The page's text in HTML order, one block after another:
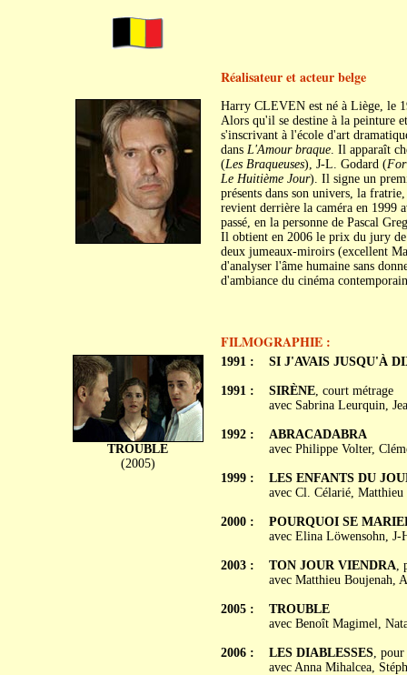
Réalisateur et acteur belge
Harry CLEVEN est né à Liège, le
Alors qu'il se destine à la peinture
s'inscrivant à l'école d'art
dans L'Amour braque. Il apparaît
(Les Braqueuses), J-L. Godard (For
Le Huitième Jour). Il signe un
présents dans son univers, la
revient derrière la caméra en 1999
passé, en la personne de Pascal
Il obtient en 2006 le prix du jury
deux jumeaux-miroirs (excellent
d'analyser l'âme humaine sans
d'ambiance du cinéma
FILMOGRAPHIE :
TROUBLE
(2005)
1991 :
1991 :
1992 :
1999 :
2000 :
2003 :
2005 :
2006 :
SI J'AVAIS JUSQU'À
SIRÈNE, court métrage
avec Sabrina Leurquin,
ABRACADABRA
avec Philippe Volter,
LES ENFANTS DU
avec Cl. Célarié,
POURQUOI SE
avec Elina Löwensohn,
TON JOUR VIENDRA,
avec Matthieu Boujenah,
TROUBLE
avec Benoît Magimel,
LES DIABLESSES,
avec Anna Mihalcea,